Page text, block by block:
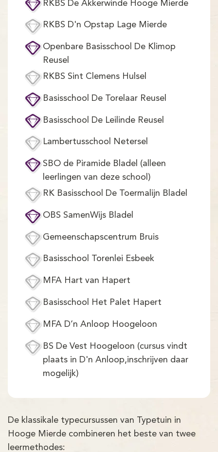
RKBS De Akkerwinde Hooge Mierde
RKBS D'n Opstap Lage Mierde
Openbare Basisschool De Klimop
Reusel
RKBS Sint Clemens Hulsel
Basisschool De Torelaar Reusel
Basisschool De Leilinde Reusel
Lambertusschool Netersel
SBO de Piramide Bladel (alleen
leerlingen van deze school)
RK Basisschool De Toermalijn Bladel
OBS SamenWijs Bladel
Gemeenschapscentrum Bruis
Basisschool Torenlei Esbeek
MFA Hart van Hapert
Basisschool Het Palet Hapert
MFA D’n Anloop Hoogeloon
BS De Vest Hoogeloon (cursus vindt
plaats in D'n Anloop,inschrijven daar
mogelijk)
De klassikale typecursussen van Typetuin in
Hooge Mierde combineren het beste van twee
leermethodes: